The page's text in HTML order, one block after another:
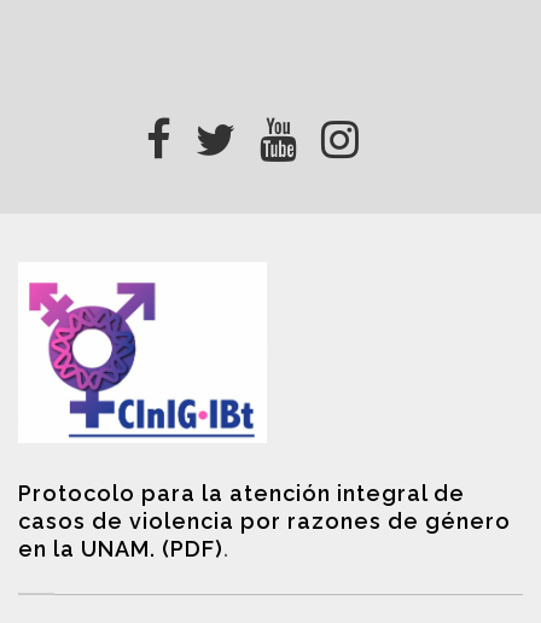
Protocolo para la atención integral de
casos de violencia por razones de género
en la UNAM. (PDF).